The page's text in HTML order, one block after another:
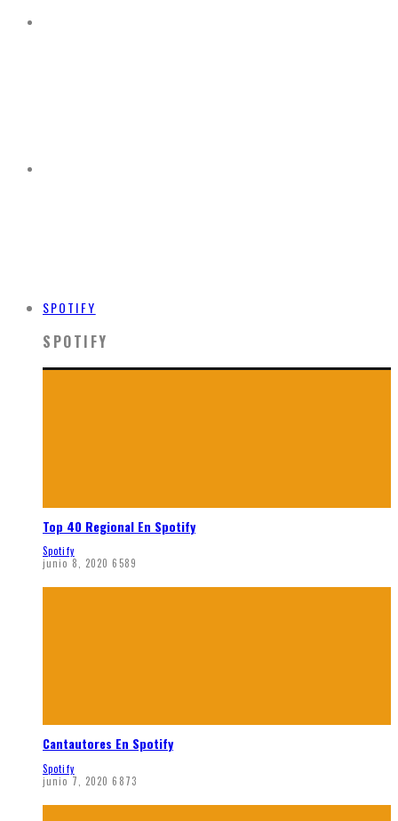
SPOTIFY
SPOTIFY
Top 40 Regional En Spotify
Spotify
junio 8, 2020 6589
Cantautores En Spotify
Spotify
junio 7, 2020 6873